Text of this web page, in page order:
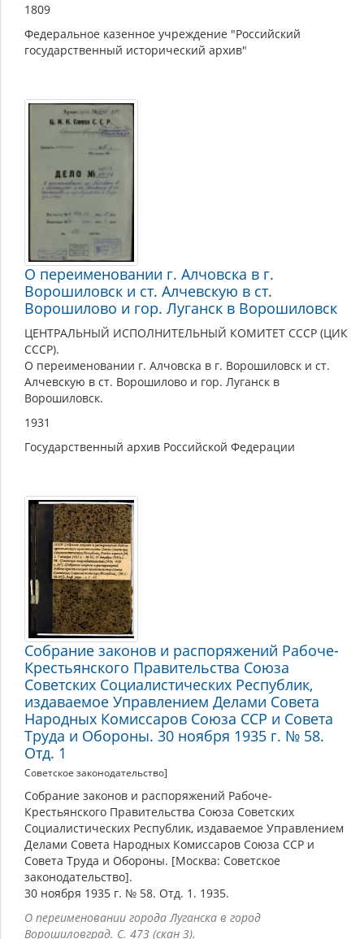
1809
Федеральное казенное учреждение "Российский
государственный исторический архив"
О переименовании г. Алчовска в г.
Ворошиловск и ст. Алчевскую в ст.
Ворошилово и гор. Луганск в Ворошиловск
ЦЕНТРАЛЬНЫЙ ИСПОЛНИТЕЛЬНЫЙ КОМИТЕТ СССР (ЦИК
СССР).
О переименовании г. Алчовска в г. Ворошиловск и ст.
Алчевскую в ст. Ворошилово и гор. Луганск в
Ворошиловск.
1931
Государственный архив Российской Федерации
Собрание законов и распоряжений Рабоче-
Крестьянского Правительства Союза
Советских Социалистических Республик,
издаваемое Управлением Делами Совета
Народных Комиссаров Союза ССР и Совета
Труда и Обороны. 30 ноября 1935 г. № 58.
Отд. 1
Советское законодательство]
Собрание законов и распоряжений Рабоче-
Крестьянского Правительства Союза Советских
Социалистических Республик, издаваемое Управлением
Делами Совета Народных Комиссаров Союза ССР и
Совета Труда и Обороны. [Москва: Советское
законодательство].
30 ноября 1935 г. № 58. Отд. 1. 1935.
О переименовании города Луганска в город
Ворошиловград. С. 473 (скан 3).